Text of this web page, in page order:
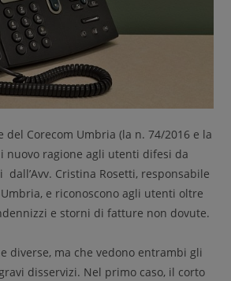
del Corecom Umbria (la n. 74/2016 e la
nuovo ragione agli utenti difesi da
Cristina Rosetti, responsabile
e riconoscono agli utenti oltre
e storni di fatture non dovute.
diverse, ma che vedono entrambi gli
disservizi. Nel primo caso, il corto